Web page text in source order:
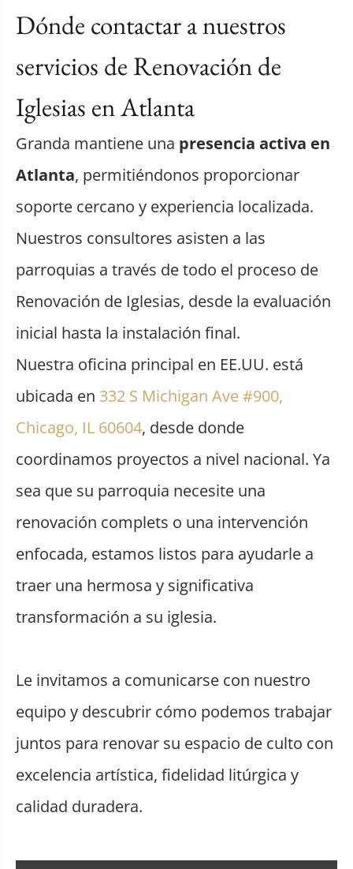
Dónde contactar a nuestros
servicios de Renovación de
Iglesias en Atlanta
Granda mantiene una presencia activa en
Atlanta, permitiéndonos proporcionar
soporte cercano y experiencia localizada.
Nuestros consultores asisten a las
parroquias a través de todo el proceso de
Renovación de Iglesias, desde la evaluación
inicial hasta la instalación final.
Nuestra oficina principal en EE.UU. está
ubicada en 332 S Michigan Ave #900,
Chicago, IL 60604, desde donde
coordinamos proyectos a nivel nacional. Ya
sea que su parroquia necesite una
renovación complets o una intervención
enfocada, estamos listos para ayudarle a
traer una hermosa y significativa
transformación a su iglesia.
Le invitamos a comunicarse con nuestro
equipo y descubrir cómo podemos trabajar
juntos para renovar su espacio de culto con
excelencia artística, fidelidad litúrgica y
calidad duradera.